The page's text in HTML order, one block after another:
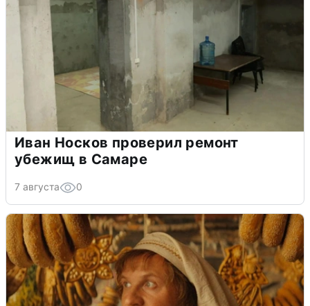
Иван Носков проверил ремонт
убежищ в Самаре
7 августа 0